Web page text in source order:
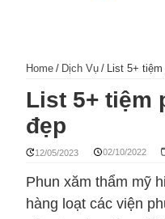
Home / Dịch Vụ / List 5+
List 5+ tiệm
đẹp
12/05/2023 02/10/2022
Phun xăm thẩm mỹ
hàng loạt các viện